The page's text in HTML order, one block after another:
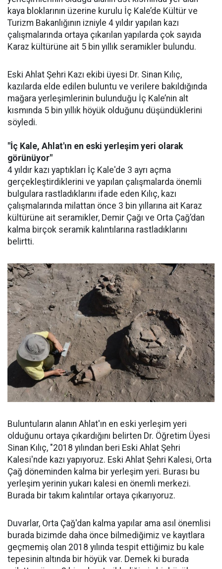
kaya bloklarının üzerine kurulu İç Kale’de Kültür ve
Turizm Bakanlığının izniyle 4 yıldır yapılan kazı
çalışmalarında ortaya çıkarılan yapılarda çok sayıda
Karaz kültürüne ait 5 bin yıllık seramikler bulundu.
Eski Ahlat Şehri Kazı ekibi üyesi Dr. Sinan Kılıç,
kazılarda elde edilen buluntu ve verilere bakıldığında
mağara yerleşimlerinin bulunduğu İç Kale’nin alt
kısmında 5 bin yıllık höyük olduğunu düşündüklerini
söyledi.
"İç Kale, Ahlat'ın en eski yerleşim yeri olarak
görünüyor"
4 yıldır kazı yaptıkları İç Kale'de 3 ayrı açma
gerçekleştirdiklerini ve yapılan çalışmalarda önemli
bulgulara rastladıklarını ifade eden Kılıç, kazı
çalışmalarında milattan önce 3 bin yıllarına ait Karaz
kültürüne ait seramikler, Demir Çağı ve Orta Çağ’dan
kalma birçok seramik kalıntılarına rastladıklarını
belirtti.
Buluntuların alanın Ahlat'ın en eski yerleşim yeri
olduğunu ortaya çıkardığını belirten Dr. Öğretim Üyesi
Sinan Kılıç, "2018 yılından beri Eski Ahlat Şehri
Kalesi'nde kazı yapıyoruz. Eski Ahlat Şehri Kalesi, Orta
Çağ döneminden kalma bir yerleşim yeri. Burası bu
yerleşim yerinin yukarı kalesi en önemli merkezi.
Burada bir takım kalıntılar ortaya çıkarıyoruz.
Duvarlar, Orta Çağ'dan kalma yapılar ama asıl önemlisi
burada bizimde daha önce bilmediğimiz ve kayıtlara
geçmemiş olan 2018 yılında tespit ettiğimiz bu kale
tepesinin altında bir höyük var. Demek ki burada